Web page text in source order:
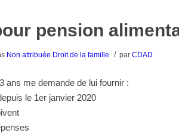
pension
Non attribuée Droit de la famille / par CDAD
ans me demande de lui fournir :
le 1er janvier 2020